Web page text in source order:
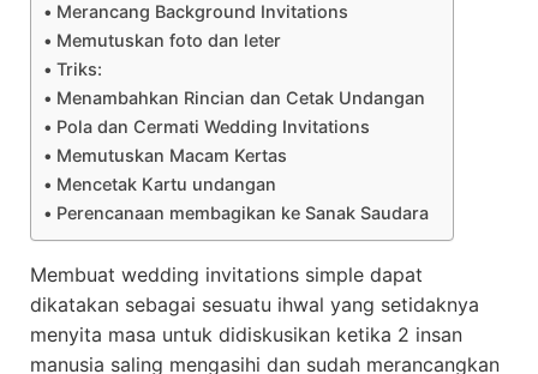
Merancang Background Invitations
Memutuskan foto dan leter
Triks:
Menambahkan Rincian dan Cetak Undangan
Pola dan Cermati Wedding Invitations
Memutuskan Macam Kertas
Mencetak Kartu undangan
Perencanaan membagikan ke Sanak Saudara
Membuat wedding invitations simple dapat
dikatakan sebagai sesuatu ihwal yang setidaknya
menyita masa untuk didiskusikan ketika 2 insan
manusia saling mengasihi dan sudah merancangkan